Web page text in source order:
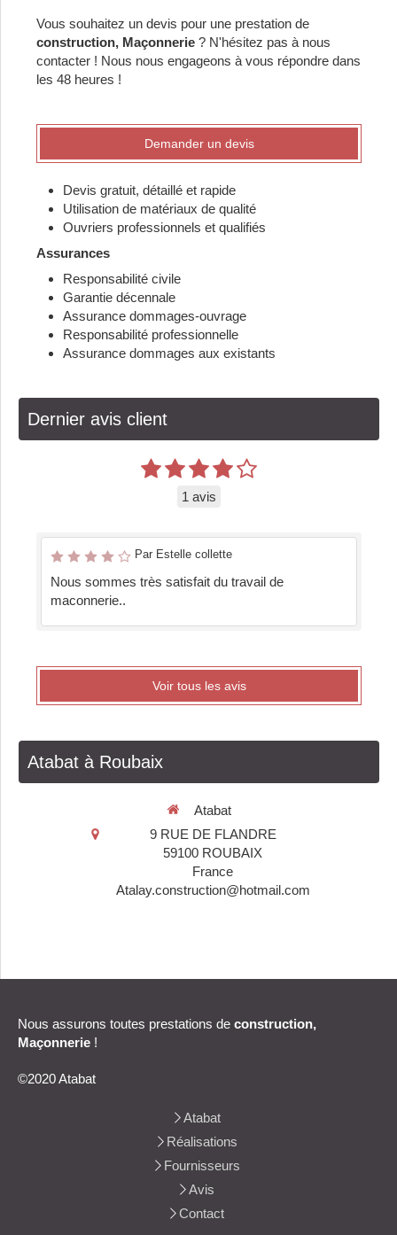
Vous souhaitez un devis pour une prestation de
construction, Maçonnerie ? N'hésitez pas à nous
contacter ! Nous nous engageons à vous répondre dans
les 48 heures !
Demander un devis
Devis gratuit, détaillé et rapide
Utilisation de matériaux de qualité
Ouvriers professionnels et qualifiés
Assurances
Responsabilité civile
Garantie décennale
Assurance dommages-ouvrage
Responsabilité professionnelle
Assurance dommages aux existants
Dernier avis client
1 avis
Par Estelle collette
Nous sommes très satisfait du travail de
maconnerie..
Voir tous les avis
Atabat à Roubaix
Atabat
9 RUE DE FLANDRE
59100 ROUBAIX
France
Atalay.construction@hotmail.com
Nous assurons toutes prestations de construction,
Maçonnerie !
©2020 Atabat
Atabat
Réalisations
Fournisseurs
Avis
Contact